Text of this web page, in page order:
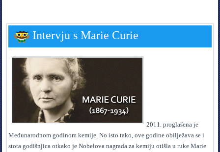
Intervju s Marie Curie
2011. proglašena je
Međunarodnom godinom kemije. No isto tako, ove godine obilježava se i
stota godišnjica otkako je Nobelova nagrada za kemiju otišla u ruke Marie